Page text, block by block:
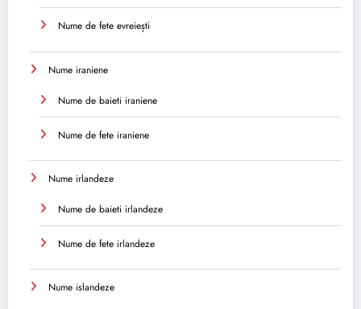
Nume de fete evreiești
Nume iraniene
Nume de baieti iraniene
Nume de fete iraniene
Nume irlandeze
Nume de baieti irlandeze
Nume de fete irlandeze
Nume islandeze